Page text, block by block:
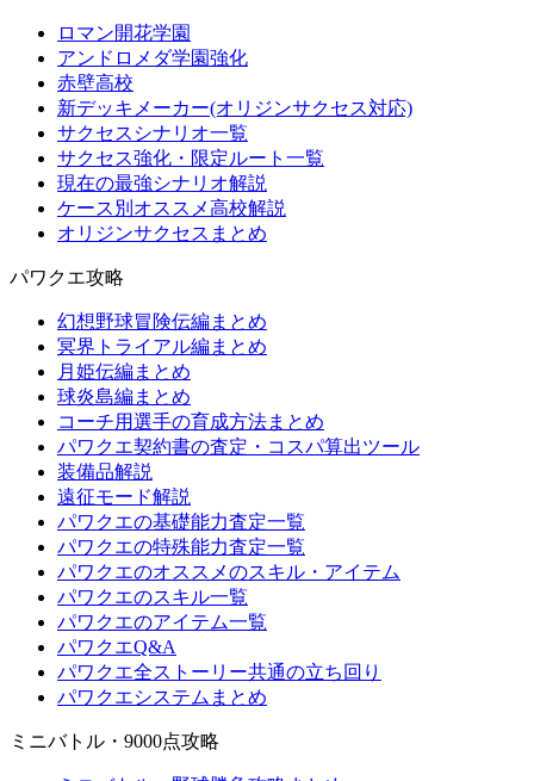
ロマン開花学園
アンドロメダ学園強化
赤壁高校
新デッキメーカー(オリジンサクセス対応)
サクセスシナリオ一覧
サクセス強化・限定ルート一覧
現在の最強シナリオ解説
ケース別オススメ高校解説
オリジンサクセスまとめ
パワクエ攻略
幻想野球冒険伝編まとめ
冥界トライアル編まとめ
月姫伝編まとめ
球炎島編まとめ
コーチ用選手の育成方法まとめ
パワクエ契約書の査定・コスパ算出ツール
装備品解説
遠征モード解説
パワクエの基礎能力査定一覧
パワクエの特殊能力査定一覧
パワクエのオススメのスキル・アイテム
パワクエのスキル一覧
パワクエのアイテム一覧
パワクエQ&A
パワクエ全ストーリー共通の立ち回り
パワクエシステムまとめ
ミニバトル・9000点攻略